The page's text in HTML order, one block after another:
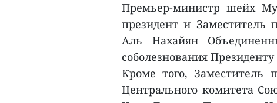
Премьер-министр шейх
президент и
Аль Нахайян
соболезнования
Кроме того, Заместитель
Центрального комитета